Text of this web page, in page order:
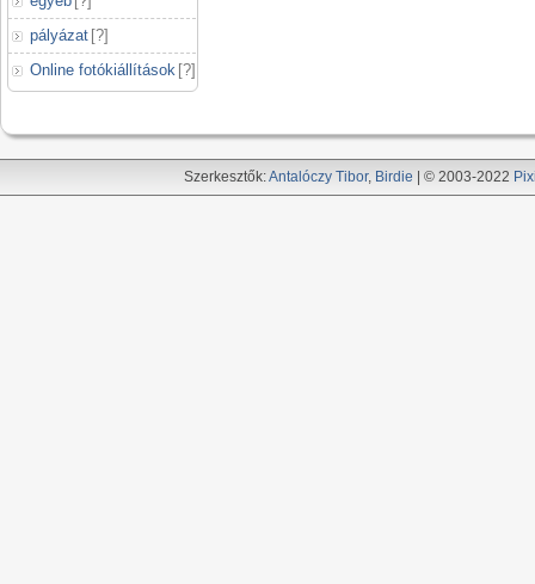
pályázat [?]
Online fotókiállítások [?]
Szerkesztők:Antalóczy Tibor, Birdie | © 2003-2022